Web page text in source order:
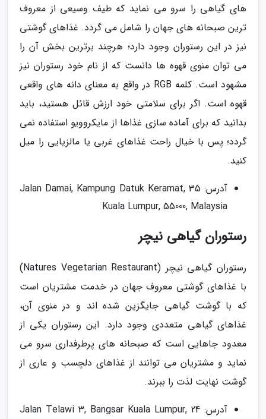
های گیاهی را سرو می نماید که طیف وسیعی از معروف
ترین صبحانه های جهان را شامل می گردد. غذاهای گوشتی
نیز در این رستوران وجود دارد؛ هرچند برترین بخش آن را
می توان منوی قهوه ها دانست که از نام خود رستوران نیز
مشهود است. کلمه RGB در واقع به معنای دانه های واقعی
قهوه است. اگر برای سلامتی خود ارزش قائل هستید، باید
بدانید که برای آماده سازی غذاها از مایکروویو استفاده نمی
گردد؛ پس با خیال راحت غذاهای غربی یا مالزیایی را میل
کنید.
آدرس: 35 Jalan Damai, Kampung Datuk Keramat,
Kuala Lumpur, 55000, Malaysia
رستوران گیاهی نیچر
رستوران گیاهی نیچر (Natures Vegetarian Restaurant)
با غذاهای گوشتی معروف جهان در خدمت مشتریان است
که با گوشت گیاهی جایگزین شده اند و در منوی آن،
غذاهای گیاهی متعددی وجود دارد. این رستوران یکی از
معدود جاهایی است که صبحانه های پرطرفداری سرو می
نماید و مشتریان می توانند از غذاهای دلچسب و عاری از
گوشت نهایت لذت را ببرند.
آدرس: 24 Jalan Telawi 3, Bangsar Kuala Lumpur,